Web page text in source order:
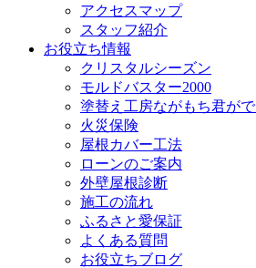
アクセスマップ
スタッフ紹介
お役立ち情報
クリスタルシーズン
モルドバスター2000
塗替え工房ながもち君が
火災保険
屋根カバー工法
ローンのご案内
外壁屋根診断
施工の流れ
ふるさと愛保証
よくある質問
お役立ちブログ